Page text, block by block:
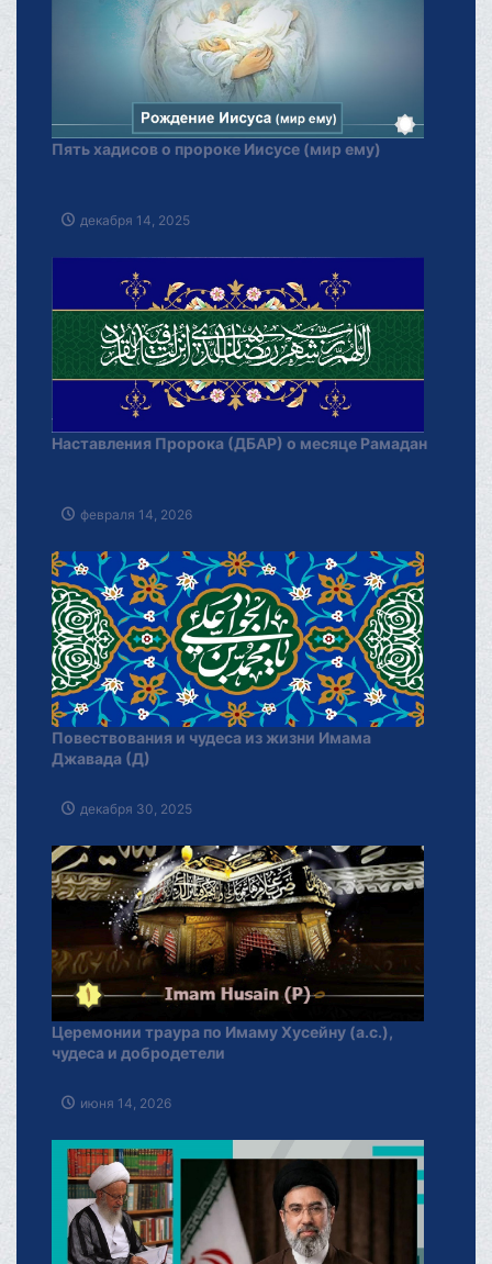
Пять хадисов о пророке Иисусе (мир ему)
декабря 14, 2025
Наставления Пророка (ДБАР) о месяце Рамадан
февраля 14, 2026
Повествования и чудеса из жизни Имама
Джавада (Д)
декабря 30, 2025
Церемонии траура по Имаму Хусейну (а.с.),
чудеса и добродетели
июня 14, 2026